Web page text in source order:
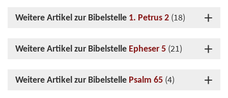
Weitere Artikel zur Bibelstelle 1. Petrus 2 (18)
Weitere Artikel zur Bibelstelle Epheser 5 (21)
Weitere Artikel zur Bibelstelle Psalm 65 (4)